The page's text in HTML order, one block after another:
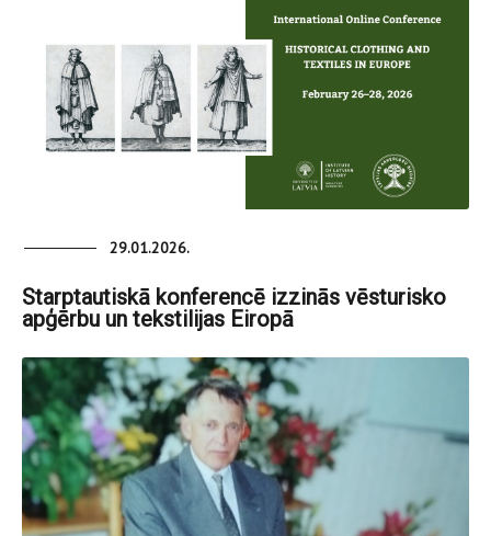
29.01.2026.
Starptautiskā konferencē izzinās vēsturisko
apģērbu un tekstilijas Eiropā